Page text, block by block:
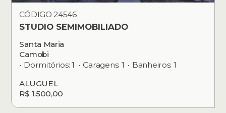
CÓDIGO 24546
STUDIO SEMIMOBILIADO
Santa Maria
Camobi
Dormitórios: 1
Garagens: 1
Banheiros: 1
ALUGUEL
R$ 1.500,00